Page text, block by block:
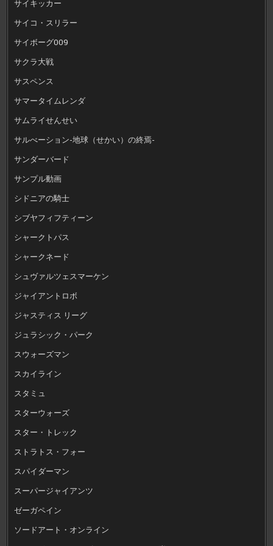
サイキッカー
サイコ・スリラー
サイボーグ009
サクラ大戦
サスペンス
サマータイムレンダ
サムライせんせい
サルべーション-地球（せかい）の終焉-
サンダーバード
サンプル動画
シドニアの騎士
シブヤフィフティーン
シャークトパス
シャークネード
シュヴァルツェスマーケン
ジャイアントロボ
ジャスティス リーグ
ジュラシック・パーク
スウォーズマン
スカイライン
スタミュ
スターウォーズ
スター・トレック
ストラトス・フォー
スパイダーマン
スーパージャイアンツ
ゼーガペイン
ソードアート・オンライン